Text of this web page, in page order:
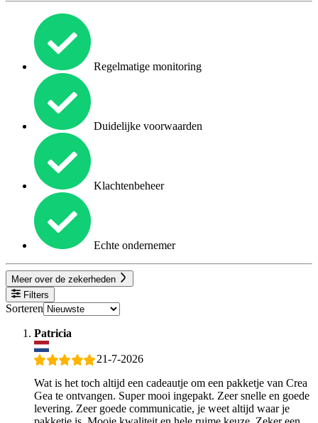
Regelmatige monitoring
Duidelijke voorwaarden
Klachtenbeheer
Echte ondernemer
Meer over de zekerheden
Filters
Sorteren
Patricia
21-7-2026
Wat is het toch altijd een cadeautje om een pakketje van Crea
Gea te ontvangen. Super mooi ingepakt. Zeer snelle en goede
levering. Zeer goede communicatie, je weet altijd waar je